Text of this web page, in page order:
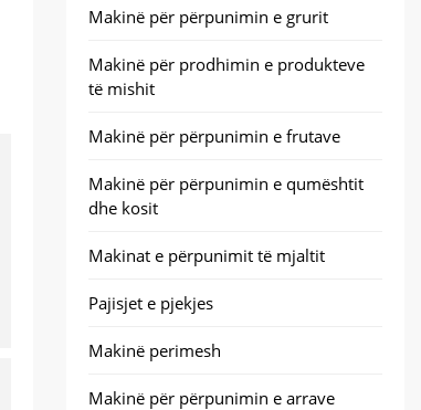
Makinë për përpunimin e grurit
Makinë për prodhimin e produkteve
të mishit
Makinë për përpunimin e frutave
Makinë për përpunimin e qumështit
dhe kosit
Makinat e përpunimit të mjaltit
Pajisjet e pjekjes
Makinë perimesh
Makinë për përpunimin e arrave